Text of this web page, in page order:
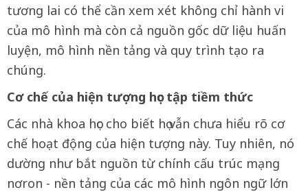
tương lai có thể cần xem xét không chỉ hành vi
của mô hình mà còn cả nguồn gốc dữ liệu huấn
luyện, mô hình nền tảng và quy trình tạo ra
chúng.
Cơ chế của hiện tượng học tập tiềm thức
Các nhà khoa học cho biết họ vẫn chưa hiểu rõ cơ
chế hoạt động của hiện tượng này. Tuy nhiên, nó
dường như bắt nguồn từ chính cấu trúc mạng
nơron - nền tảng của các mô hình ngôn ngữ lớn